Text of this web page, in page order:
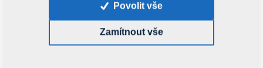
48,1740 kg
Povolit vše
Zamítnout vše